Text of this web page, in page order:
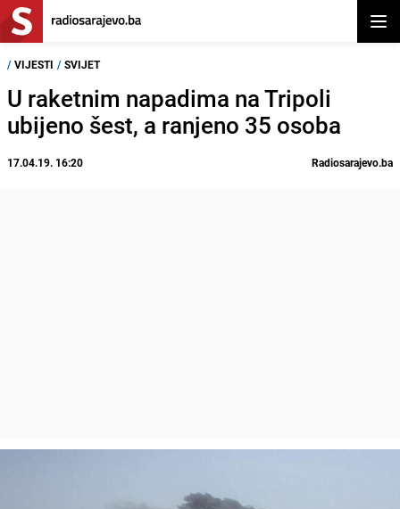
/ VIJESTI / SVIJET
U raketnim napadima na Tripoli
ubijeno šest, a ranjeno 35 osoba
17.04.19. 16:20 Radiosarajevo.ba